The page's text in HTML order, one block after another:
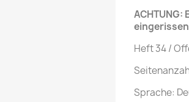
Heft 34 /
Sprache: